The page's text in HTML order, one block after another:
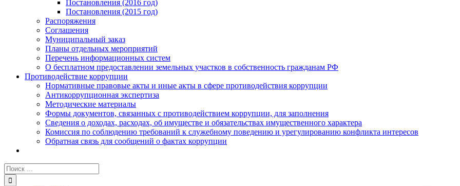
Постановления (2016 год)
Постановления (2015 год)
Распоряжения
Соглашения
Муниципальный заказ
Планы отдельных мероприятий
Перечень информационных систем
О бесплатном предоставлении земельных участков в собственность гражданам РФ
Противодействие коррупции
Нормативные правовые акты и иные акты в сфере противодействия коррупции
Антикоррупционная экспертиза
Методические материалы
Формы документов, связанных с противодействием коррупции, для заполнения
Сведения о доходах, расходах, об имуществе и обязательствах имущественного характера
Комиссия по соблюдению требований к служебному поведению и урегулированию конфликта интересов
Обратная связь для сообщений о фактах коррупции
Результат
поиска: